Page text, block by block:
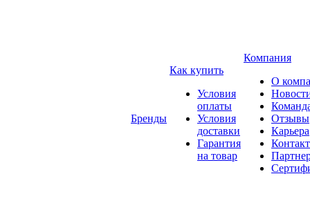
Бренды
Как купить
Условия
оплаты
Условия
доставки
Гарантия
на товар
Компания
О
Отзывы
Карьера